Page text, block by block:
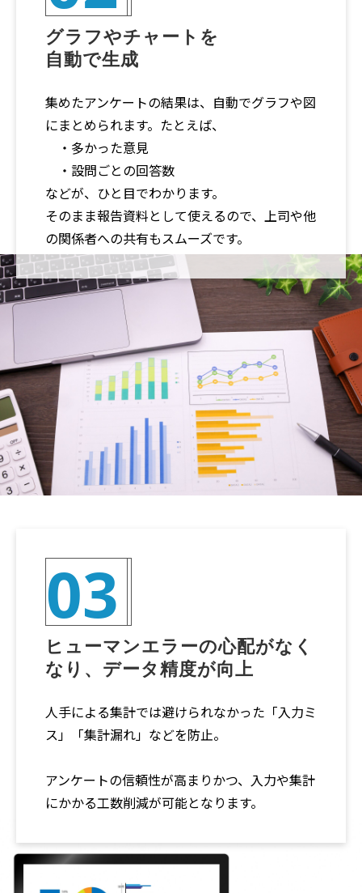
グラフやチャートを
自動で生成
集めたアンケートの結果は、自動でグラフや図
にまとめられます。たとえば、
・多かった意見
・設問ごとの回答数
などが、ひと目でわかります。
そのまま報告資料として使えるので、上司や他
の関係者への共有もスムーズです。
03
ヒューマンエラーの心配がなく
なり、データ精度が向上
人手による集計では避けられなかった「入力ミ
ス」「集計漏れ」などを防止。
アンケートの信頼性が高まりかつ、入力や集計
にかかる工数削減が可能となります。